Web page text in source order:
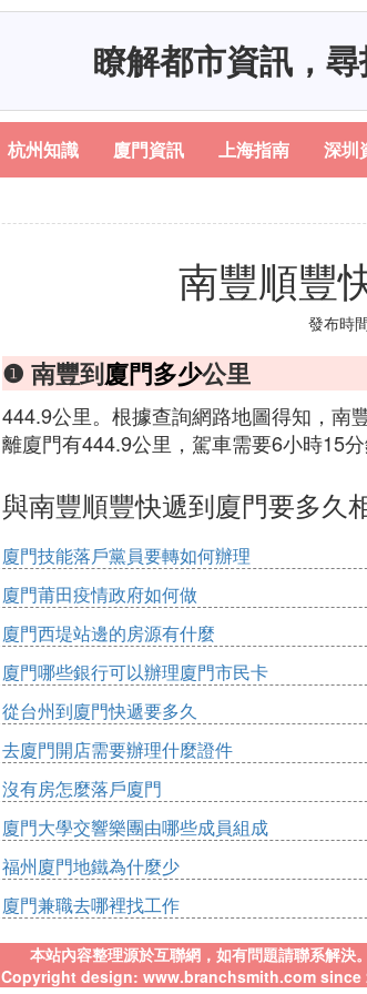
瞭解都市資訊，
杭州知識 廈門資訊 上海指南 深圳
南豐順豐
發布時
❶ 南豐到廈門多少公里
444.9公里。根據查詢網路地圖得知，南
離廈門有444.9公里，駕車需要6小時15分
與南豐順豐快遞到廈門要多久
廈門技能落戶黨員要轉如何辦理
廈門莆田疫情政府如何做
廈門西堤站邊的房源有什麼
廈門哪些銀行可以辦理廈門市民卡
從台州到廈門快遞要多久
去廈門開店需要辦理什麼證件
沒有房怎麼落戶廈門
廈門大學交響樂團由哪些成員組成
福州廈門地鐵為什麼少
廈門兼職去哪裡找工作
本站內容整理源於互聯網，如有問題請聯系解決。
Copyright design: www.branchsmith.com since